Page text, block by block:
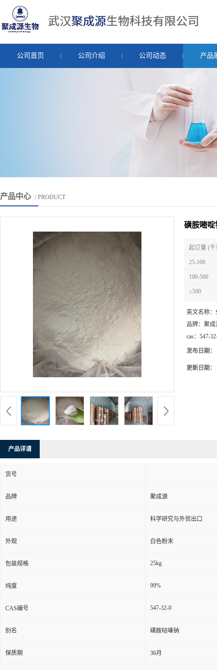
公司首页 公司介绍 公司动态 产品
产品中心 / PRODUCT
磺胺嘧啶
起订量 (千
25-100
100-500
≥500
英文名称：
品牌： 聚成
cas： 547-
发布日期：
更新日期：
产品详请
货号
品牌 聚成源
用途 科学研究与外贸出口
外观 白色粉末
包装规格 25kg
纯度 99%
CAS编号 547-32-0
别名 磺胺哒嗪钠
保质期 36月